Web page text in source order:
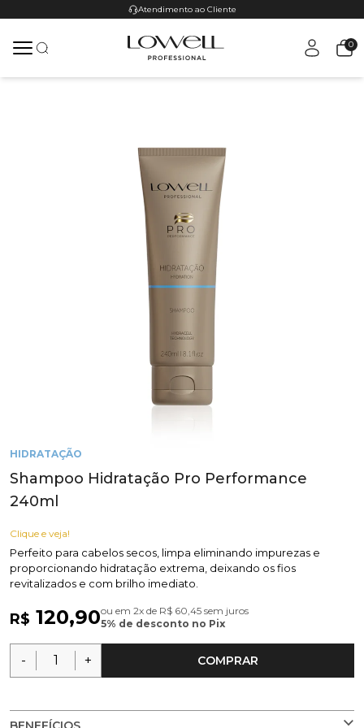
Atendimento ao Cliente
0
HIDRATAÇÃO
Shampoo Hidratação Pro Performance
240ml
Clique e veja!
Perfeito para cabelos secos, limpa eliminando impurezas e
proporcionando hidratação extrema, deixando os fios
revitalizados e com brilho imediato.
R$ 120,90ou em 2x de R$ 60,45 sem juros
5% de desconto no Pix
- + COMPRAR